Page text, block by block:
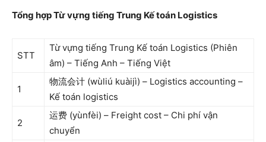
Tổng hợp Từ vựng tiếng Trung Kế toán Logistics
STT
Từ vựng tiếng Trung Kế toán Logistics (Phiên
âm) – Tiếng Anh – Tiếng Việt
1
物流会计 (wùliú kuàijì) – Logistics accounting –
Kế toán logistics
2
运费 (yùnfèi) – Freight cost – Chi phí vận
chuyển